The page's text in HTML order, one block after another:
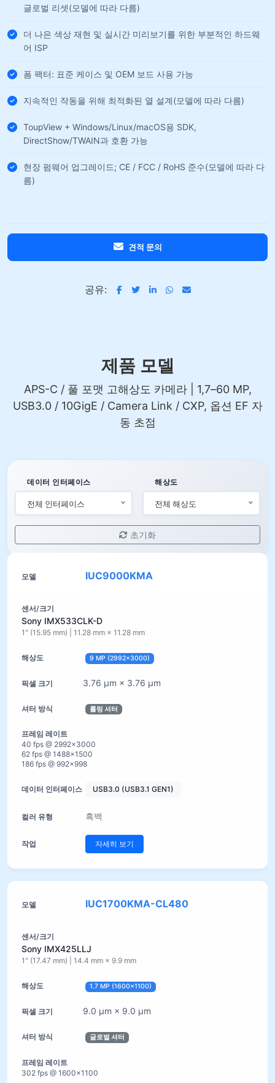
글로벌 리셋(모델에 따라 다름)
더 나은 색상 재현 및 실시간 미리보기를 위한 부분적인 하드웨
어 ISP
폼 팩터: 표준 케이스 및 OEM 보드 사용 가능
지속적인 작동을 위해 최적화된 열 설계(모델에 따라 다름)
ToupView + Windows/Linux/macOS용 SDK,
DirectShow/TWAIN과 호환 가능
현장 펌웨어 업그레이드; CE / FCC / RoHS 준수(모델에 따라 다
름)
견적 문의
공유:
제품 모델
APS-C / 풀 포맷 고해상도 카메라 | 1,7–60 MP,
USB3.0 / 10GigE / Camera Link / CXP, 옵션 EF 자
동 초점
데이터 인터페이스
전체 인터페이스
해상도
전체 해상도
초기화
IUC9000KMA
Sony IMX533CLK-D
1" (15.95 mm) | 11.28 mm × 11.28 mm
9 MP (2992×3000)
3.76 µm × 3.76 µm
롤링 셔터
40 fps @ 2992×3000
62 fps @ 1488×1500
186 fps @ 992×998
USB3.0 (USB3.1 GEN1)
흑백
자세히 보기
IUC1700KMA-CL480
Sony IMX425LLJ
1" (17.47 mm) | 14.4 mm × 9.9 mm
1.7 MP (1600×1100)
9.0 µm × 9.0 µm
글로벌 셔터
302 fps @ 1600×1100